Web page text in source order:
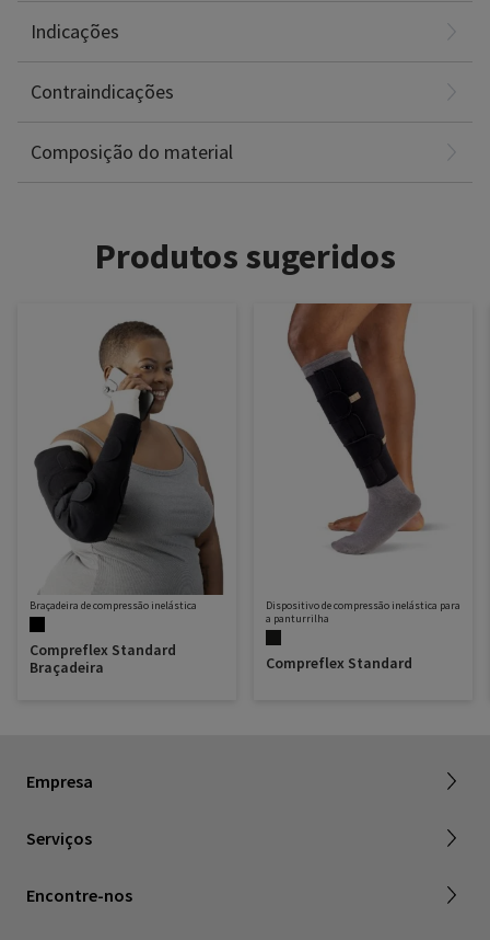
Indicações
Contraindicações
Composição do material
Poliamida: 51%
Espuma de Poliuretano: 41%
Produtos sugeridos
Braçadeira de compressão inelástica
Compreflex Standard
Braçadeira
Dispositivo de compressão inelástica para
a panturrilha
Compreflex Standard
Empresa
Política de Privacidade
Serviços
Portal
Encontre-nos
Contato